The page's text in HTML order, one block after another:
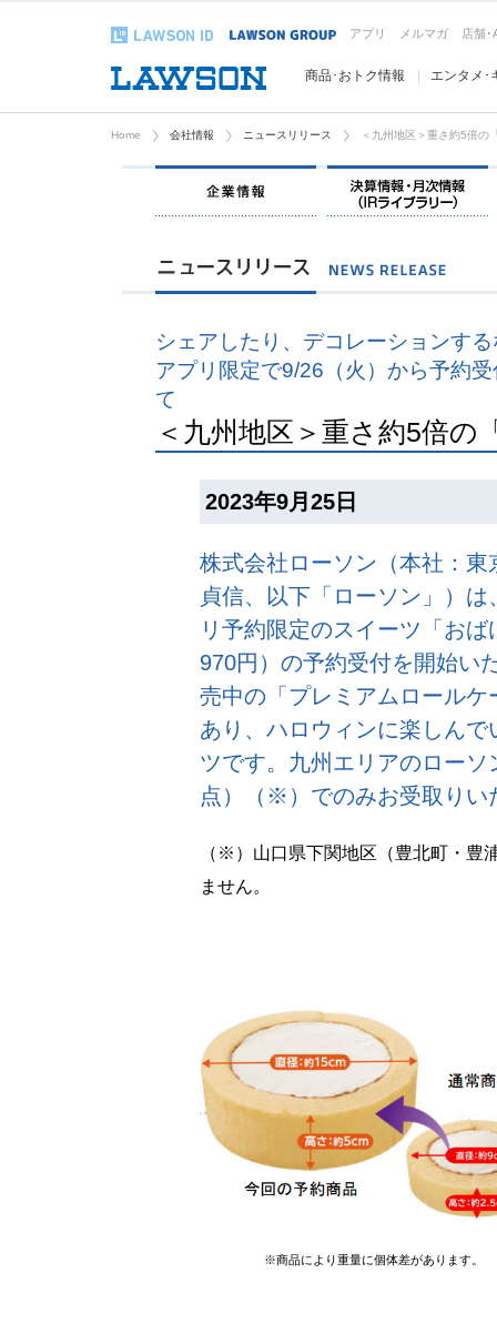
アプリ メルマガ 店舗･
商品･おトク情報 エンタメ･
Home 会社情報 ニュースリリース ＜九州地区＞重さ約5倍の
企業情報
シェアしたり、デコレーションす
アプリ限定で9/26（火）から予約
て
＜九州地区＞重さ約5倍
2023年9月25日
株式会社ローソン（本社：
貞信、以下「ローソン」）
リ予約限定のスイーツ「お
970円）の予約受付を開始い
売中の「プレミアムロール
あり、ハロウィンに楽しん
ツです。九州エリアのロー
点）（※）でのみお受取りい
（※）山口県下関地区（豊北町・豊
ません。
※商品により重量に個体差があります。